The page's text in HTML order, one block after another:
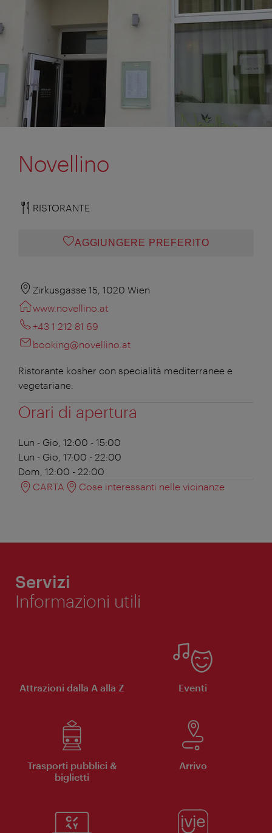
Novellino
RISTORANTE
AGGIUNGERE PREFERITO
Zirkusgasse 15, 1020 Wien
www.novellino.at
+43 1 212 81 69
booking@novellino.at
Ristorante kosher con specialità mediterranee e
vegetariane.
Orari di apertura
Lun - Gio, 12:00 - 15:00
Lun - Gio, 17:00 - 22:00
Dom, 12:00 - 22:00
CARTA
Cose interessanti nelle vicinanze
Servizi
Informazioni utili
Attrazioni dalla A alla Z Eventi
Trasporti pubblici &
biglietti
Arrivo